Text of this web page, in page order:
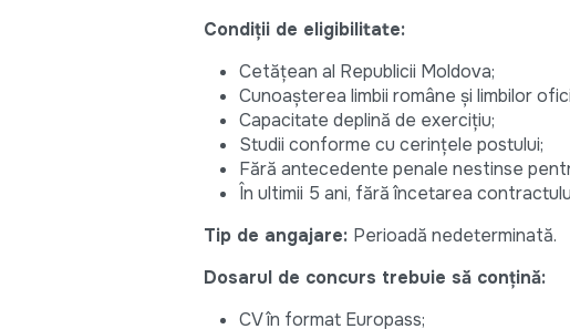
Condiții de eligibilitate:
Cetățean al Republicii Moldova;
Cunoașterea limbii române și limbilor
Capacitate deplină de exercițiu;
Studii conforme cu cerințele postului;
Fără antecedente penale nestinse
În ultimii 5 ani, fără încetarea
Tip de angajare: Perioadă nedeterminată.
Dosarul de concurs trebuie să conțină:
CV în format Europass;